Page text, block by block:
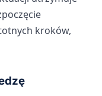
kroków,